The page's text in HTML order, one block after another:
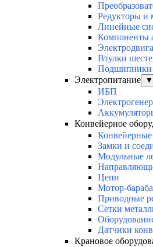
Редукторы и
Линейные
Компоненты
Втулки
Подшипники
Электропитание
▼
ИБП
Конвейерное
Замки и
Модульные
Цепи
Мотор-
Приводные
Сетки
Датчики
Крановое